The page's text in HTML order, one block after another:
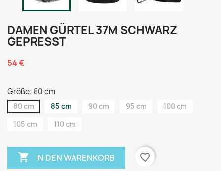
DAMEN GÜRTEL 37M SCHWARZ
GEPRESST
54 €
Größe: 80 cm
80 cm 85 cm 90 cm 95 cm
100 cm
105 cm
110 cm
 IN DEN WARENKORB
favorite_border